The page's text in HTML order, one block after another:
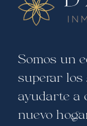
Somos un
superar los
ayudarte a
nuevo